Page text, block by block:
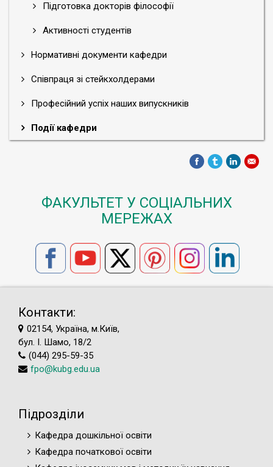
Підготовка докторів філософії
Активності студентів
Нормативні документи кафедри
Співпраця зі стейкхолдерами
Професійний успіх наших випускників
Події кафедри
ФАКУЛЬТЕТ У СОЦІАЛЬНИХ
МЕРЕЖАХ
Контакти:
02154, Україна, м.Київ,
бул. І. Шамо, 18/2
(044) 295-59-35
fpo@kubg.edu.ua
Підрозділи
Кафедра дошкільної освіти
Кафедра початкової освіти